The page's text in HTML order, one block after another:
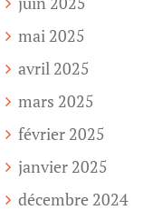
mai 2025
avril 2025
mars 2025
février 2025
janvier 2025
décembre 2024